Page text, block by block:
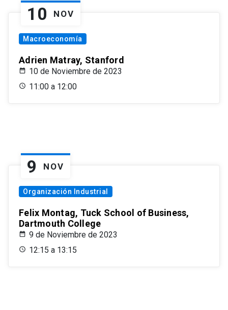
10 NOV
Macroeconomía
Adrien Matray, Stanford
10 de Noviembre de 2023
11:00 a 12:00
9 NOV
Organización Industrial
Felix Montag, Tuck School of Business,
Dartmouth College
9 de Noviembre de 2023
12:15 a 13:15